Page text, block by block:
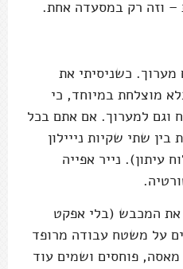
כשניסיתי את
מוצלחת במיוחד, כי
וגם למערוך. אם אתם בכל
שתי שקיות נייילון
עיתון). נייר אפייה
את המכבש (בלי אפקט
על משטח עבודה מרופד
מאסה, פוחסים ושמים עוד